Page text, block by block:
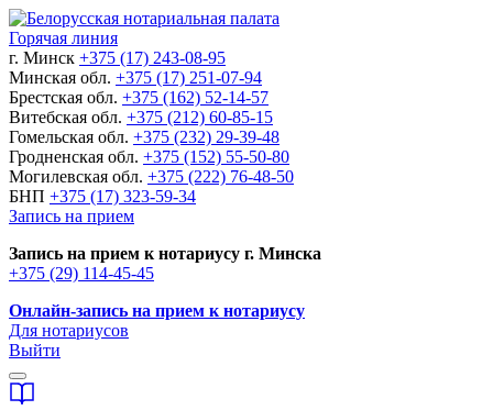
Горячая линия
г. Минск +375 (17) 243-08-95
Минская обл. +375 (17) 251-07-94
Брестская обл. +375 (162) 52-14-57
Витебская обл. +375 (212) 60-85-15
Гомельская обл. +375 (232) 29-39-48
Гродненская обл. +375 (152) 55-50-80
Могилевская обл. +375 (222) 76-48-50
БНП +375 (17) 323-59-34
Запись на прием
Запись на прием к нотариусу г. Минска
+375 (29) 114-45-45
Онлайн-запись на прием к нотариусу
Для нотариусов
Выйти